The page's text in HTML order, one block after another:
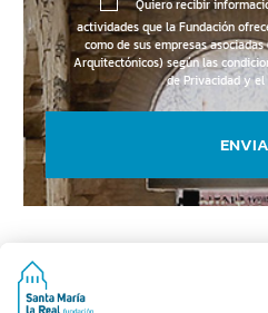
Quiero recibir
actividades que la Fundación
como de sus empresas
Arquitectónicos) según las
de Privacidad y